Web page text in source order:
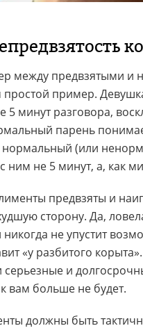
между предвзятыми и
пример.
минут разговора,
парень
нормальный (или
ним не 5 минут, а, как
предвзяты и
сторону. Да,
не упустит
«у разбитого
и
вам больше не будет.
должны быть